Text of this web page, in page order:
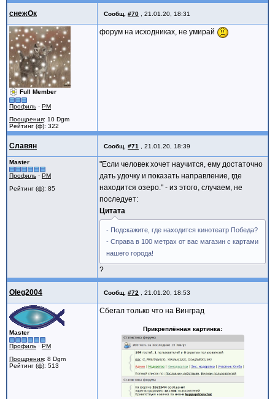
снежОк Сообщ. #70 21.01.20, 18:31
Full Member
Профиль · PM
Поощрения: 10 Dgm
Рейтинг (ф): 322
форум на исходниках, не умирай
Славян Сообщ. #71 21.01.20, 18:39
Master
Профиль · PM
Рейтинг (ф): 85
"Если человек хочет научится, ему достаточно
дать удочку и показать направление, где
находится озеро." - из этого, случаем, не
последует:
Цитата
- Подскажите, где находится кинотеатр Победа?
- Справа в 100 метрах от вас магазин с картами
нашего города!
?
Oleg2004 Сообщ. #72 21.01.20, 18:53
Master
Профиль · PM
Поощрения: 8 Dgm
Рейтинг (ф): 513
Сбегал только что на Винград
Прикреплённая картинка